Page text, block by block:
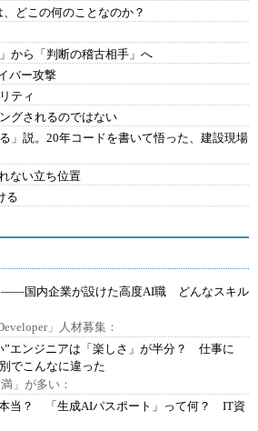
どこの何のことなのか？
から「判断の稽古相手」へ
バー攻撃
ティ
グされるのではない
」説。20年コードを書いて悟った、建設現場
ない立ち位置
る
――国内企業が設けた高度AI職 どんなスキル
」人材募集：
”エンジニアは「楽しさ」が半分？ 仕事に
でこんなに違った
」が多い：
本当？ 「生成AIパスポート」って何？ IT資